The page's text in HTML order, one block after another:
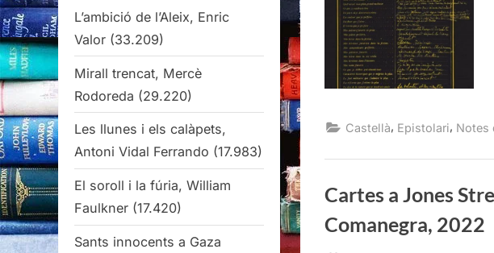
Castellà, Epistolari, Notes
Cartes a Jones
Comanegra, 2022
L’ambició de l’Aleix, Enric
Valor (33.209)
Mirall trencat, Mercè
Rodoreda (29.220)
Les llunes i els calàpets,
Antoni Vidal Ferrando (17.983)
El soroll i la fúria, William
Faulkner (17.420)
Sants innocents a Gaza